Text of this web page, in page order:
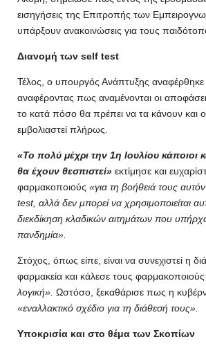
εισηγήσεις της Επιτροπής των
υπάρξουν ανακοινώσεις για τους
Διανομή των self test
Τέλος, ο υπουργός Ανάπτυξης
αναφέροντας πως αναμένονται οι
το κατά πόσο θα πρέπει να τα κάνουν και
εμβολιαστεί πλήρως.
«Το πολύ μέχρι την 1η Ιουλίου κάποιοι
θα έχουν θεσπιστεί» εκτίμησε και
φαρμακοποιούς «για τη βοήθειά τους
test, αλλά δεν μπορεί να χρησιμοποιείται
διεκδίκηση κλαδικών αιτημάτων που
πανδημία».
Στόχος, όπως είπε, είναι να συνεχιστεί η
φαρμακεία και κάλεσε τους φαρμακοποιούς
λογική». Ωστόσο, ξεκαθάρισε πως η
«εναλλακτικό σχέδιο για τη διάθεσή τους».
Υποκρισία και στο θέμα των Σκοπίων